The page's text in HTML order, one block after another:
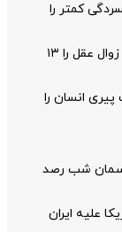
کمتر را
با رعایت این سه مورد در میانسالی، خطر زوال عقل را ۱۳
پیری انسان را
آسمان شب رصد
علیه ایران